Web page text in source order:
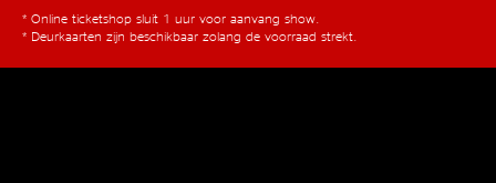
* Online ticketshop sluit 1 uur voor aanvang show.
* Deurkaarten zijn beschikbaar zolang de voorraad strekt.